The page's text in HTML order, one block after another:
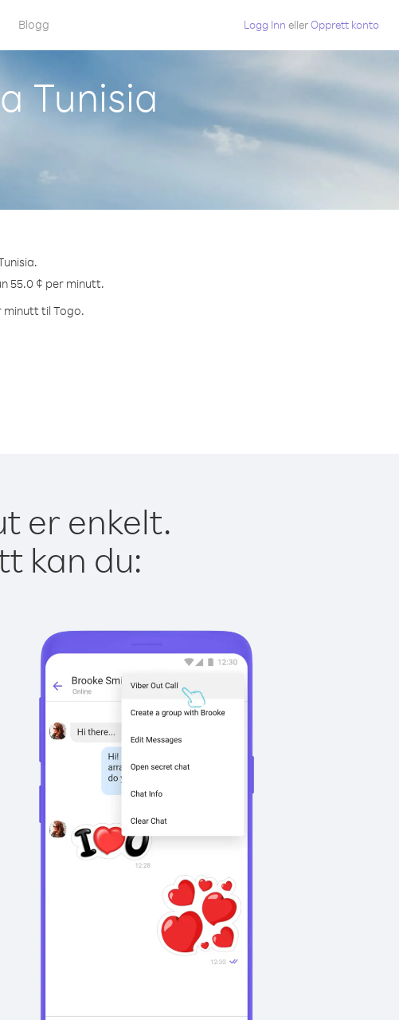
Blogg Logg Inn ellerOpprett konto
Tunisia
55.0 ¢ per minutt.
minutt til Togo.
er enkelt.
kan du: